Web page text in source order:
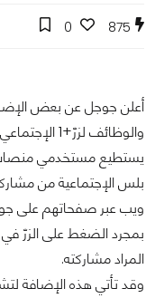
875
0
أعلن جوجل عن بعض
والوظائف لزرّ+1
يستطيع مستخدمي
بلس الإجتماعية من
ويب عبر صفحاتهم على
بمجرد الضغط على الزرّ
المراد مشاركته.